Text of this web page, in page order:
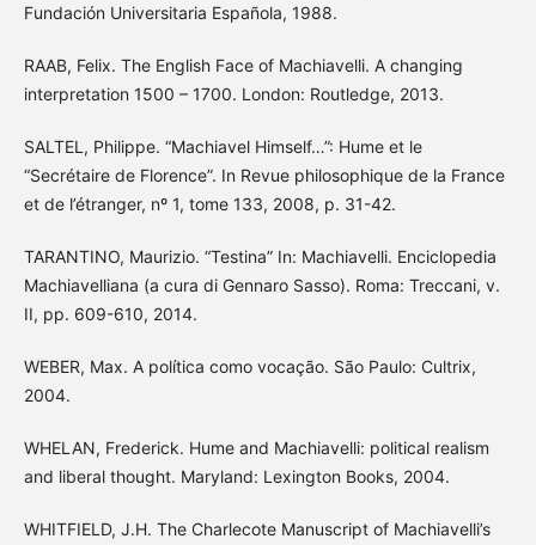
Fundación Universitaria Española, 1988.
RAAB, Felix. The English Face of Machiavelli. A changing
interpretation 1500 – 1700. London: Routledge, 2013.
SALTEL, Philippe. “Machiavel Himself…”: Hume et le
“Secrétaire de Florence”. In Revue philosophique de la France
et de l’étranger, nº 1, tome 133, 2008, p. 31-42.
TARANTINO, Maurizio. “Testina” In: Machiavelli. Enciclopedia
Machiavelliana (a cura di Gennaro Sasso). Roma: Treccani, v.
II, pp. 609-610, 2014.
WEBER, Max. A política como vocação. São Paulo: Cultrix,
2004.
WHELAN, Frederick. Hume and Machiavelli: political realism
and liberal thought. Maryland: Lexington Books, 2004.
WHITFIELD, J.H. The Charlecote Manuscript of Machiavelli’s